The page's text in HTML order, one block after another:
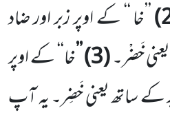
)’’خا ‘‘ کے اوپر زبر اور ضاد
خَضْر۔(
3
) ’’خا‘‘ کے اوپر
کے ساتھ یعنی خَضِر۔ یہ آپ